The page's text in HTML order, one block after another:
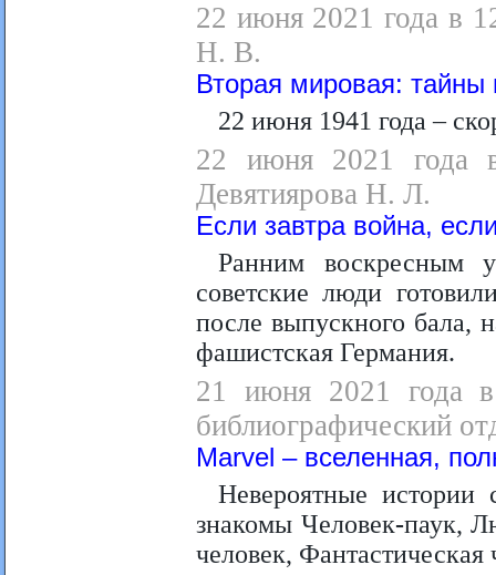
22 июня 2021 года в
Н. В.
Вторая мировая: тайны
22 июня 1941 года –
22 июня 2021 года
Девятиярова Н. Л.
Если завтра война,
Ранним воскресным
советские люди
после выпускного бала,
фашистская Германия.
21 июня 2021 года в
библиографический
Marvel – вселенная,
Невероятные
знакомы Человек-паук,
человек, Фантастическая